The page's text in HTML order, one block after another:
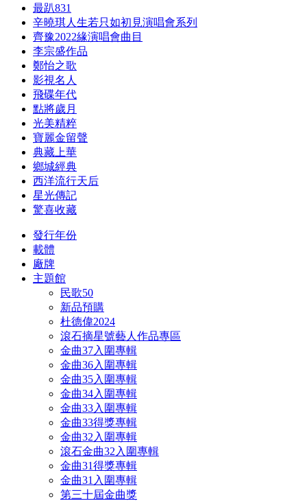
最趴831
辛曉琪人生若只如初見演唱會系列
齊豫2022緣演唱會曲目
李宗盛作品
鄭怡之歌
影視名人
飛碟年代
點將歲月
光美精粹
寶麗金留聲
典藏上華
鄉城經典
西洋流行天后
星光傳記
驚喜收藏
發行年份
載體
廠牌
主題館
民歌50
新品預購
杜德偉2024
滾石摘星號藝人作品專區
金曲37入圍專輯
金曲36入圍專輯
金曲35入圍專輯
金曲34入圍專輯
金曲33入圍專輯
金曲33得獎專輯
金曲32入圍專輯
滾石金曲32入圍專輯
金曲31得獎專輯
金曲31入圍專輯
第三十屆金曲獎